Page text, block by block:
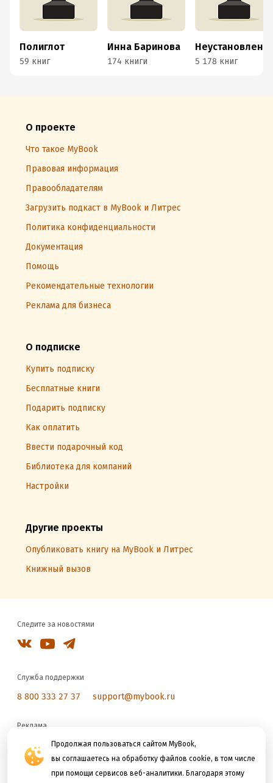
Продолжая пользоваться сайтом MyBook,
вы соглашаетесь на обработку файлов cookie, в том числе
при помощи сервисов веб-аналитики. Благодаря этому
Полиглот
59 книг
Инна Баринова
174 книги 5 178 книг
О проекте
Что такое MyBook
Правовая информация
Правообладателям
Загрузить подкаст в MyBook и Литрес
Политика конфиденциальности
Документация
Помощь
Рекомендательные технологии
Реклама для бизнеса
О подписке
Купить подписку
Бесплатные книги
Подарить подписку
Как оплатить
Ввести подарочный код
Библиотека для компаний
Настройки
Другие проекты
Опубликовать книгу на MyBook и Литрес
Книжный вызов
Следите за новостями
Служба поддержки
8 800 333 27 37 support@mybook.ru
Реклама
reklama@litres.ru
Мы принимаем к оплате